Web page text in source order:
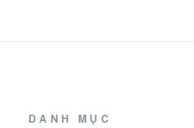
DANH MỤC